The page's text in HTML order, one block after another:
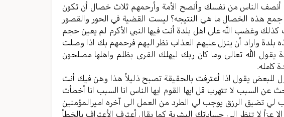
أنصف الناس من نفسك وأنصح الأمة وأرحمهم ثلاث خصال أن تكون
جمع هذه الخصال ما هي النتيجه؟ ليست القضية في الحور والقصور
كذلك وغضب الله على اهل بلدة أنت فيها النبي الأكرم لم يعين حجم
بلدة واراد أن ينزل عليهم العذاب نظر اليهم فرحمهم بك اذا وصلت
يقول الله تعالى وما كان ربك ليهلك القرى بظلم واهلها مصلحون
كامله.
للبعض يقول اذا أعترفت بالحقيقة تصبح ذليلاً هذا وهن فيك أنت
السبب لا تتهرب قل ايها القوم ايها الناس انا السبب انا أخطأت
لي تضيق الرزق يوجب لي الطرد من العمل الى آخره اميرالمؤمنين
عزاً لا تنظر الى حساباتك البشرية كما يقال أعترف الأعتراف بالخطأ